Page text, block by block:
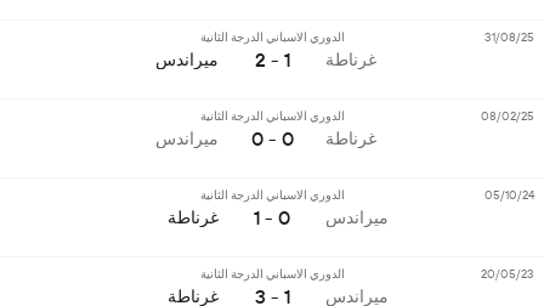
غرناطة
الدوري الاسباني الدرجة الثانية
1 - 2 ميراندس
31/08/25
غرناطة
الدوري الاسباني الدرجة الثانية
0 - 0 ميراندس
08/02/25
ميراندس
الدوري الاسباني الدرجة الثانية
0 - 1 غرناطة
05/10/24
ميراندس
الدوري الاسباني الدرجة الثانية
1 - 3 غرناطة
20/05/23